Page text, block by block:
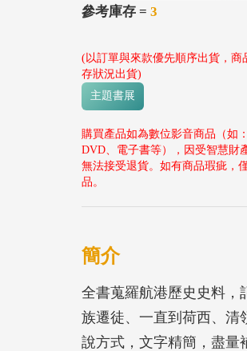
參考庫存 = 3
(以訂單與來款優先順序出貨，商
存狀況出貨)
主題書展
購買產品如為數位影音商品（如
DVD、電子書等），因受智慧財
無法接受退貨。如有商品瑕疵，
品。
簡介
全書蒐羅航港歷史史料，
族遷徒、一直到荷西、清
說方式，文字精簡，盡量